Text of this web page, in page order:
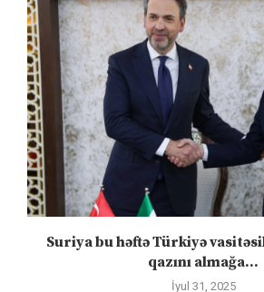
Suriya bu həftə Türkiyə
qazını almağa...
İyul 31, 2025